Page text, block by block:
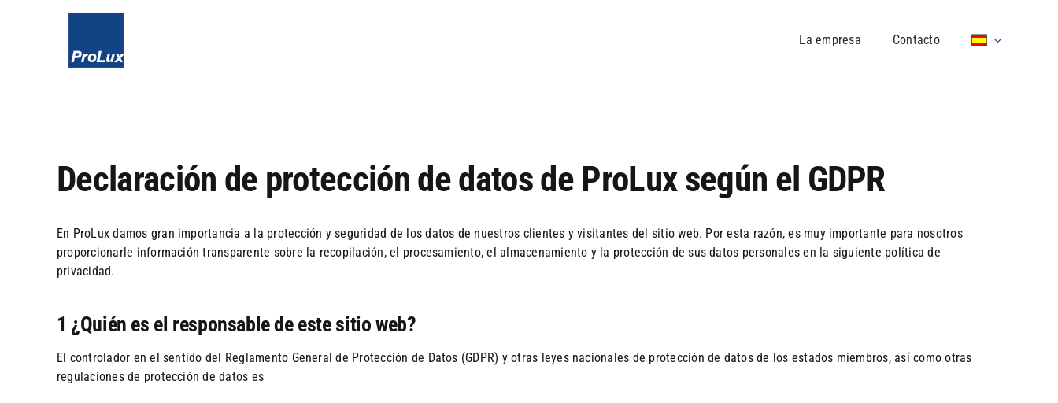
La empresa Contacto
Declaración de protección de datos de ProLux según el GDPR
En ProLux damos gran importancia a la protección y seguridad de los datos de nuestros clientes y visitantes del sitio web. Por esta razón, es muy importante para nosotros
proporcionarle información transparente sobre la recopilación, el procesamiento, el almacenamiento y la protección de sus datos personales en la siguiente política de
privacidad.
1 ¿Quién es el responsable de este sitio web?
El controlador en el sentido del Reglamento General de Protección de Datos (GDPR) y otras leyes nacionales de protección de datos de los estados miembros, así como otras
regulaciones de protección de datos es